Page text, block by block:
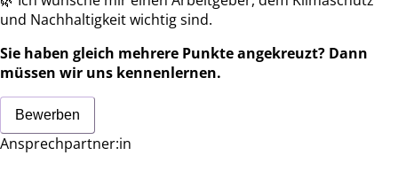
und Nachhaltigkeit wichtig sind.
Sie haben gleich mehrere Punkte angekreuzt? Dann
müssen wir uns kennenlernen.
Bewerben
Ansprechpartner:in